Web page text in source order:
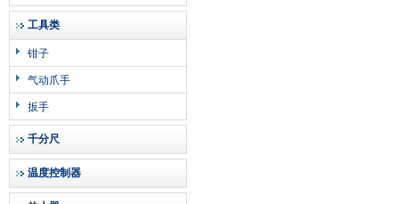
工具类
钳子
气动爪手
扳手
千分尺
温度控制器